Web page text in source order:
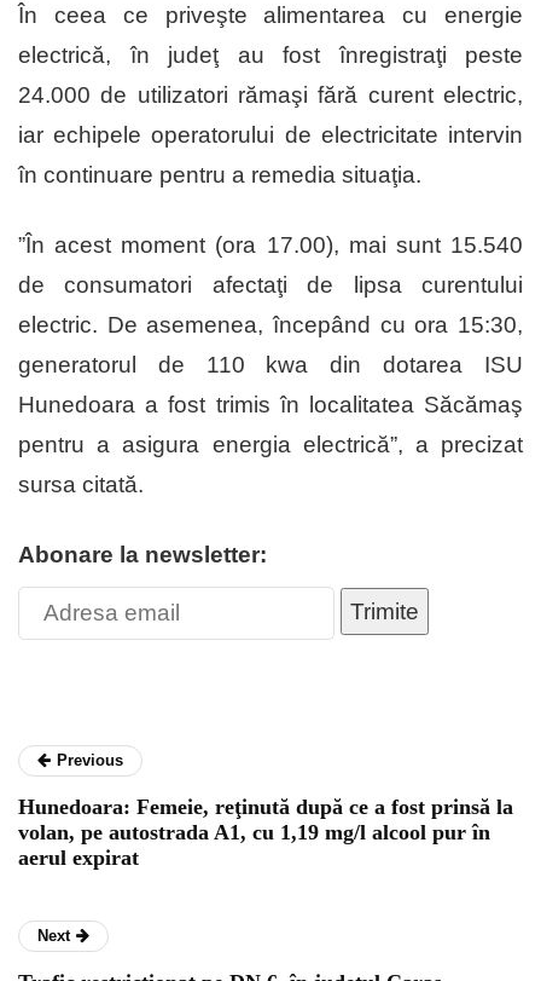
În ceea ce priveşte alimentarea cu energie
electrică, în judeţ au fost înregistraţi peste
24.000 de utilizatori rămaşi fără curent electric,
iar echipele operatorului de electricitate intervin
în continuare pentru a remedia situaţia.
”În acest moment (ora 17.00), mai sunt 15.540
de consumatori afectaţi de lipsa curentului
electric. De asemenea, începând cu ora 15:30,
generatorul de 110 kwa din dotarea ISU
Hunedoara a fost trimis în localitatea Săcămaş
pentru a asigura energia electrică”, a precizat
sursa citată.
Abonare la newsletter:
Trimite
Previous
Hunedoara: Femeie, reţinută după ce a fost prinsă la
volan, pe autostrada A1, cu 1,19 mg/l alcool pur în
aerul expirat
Next